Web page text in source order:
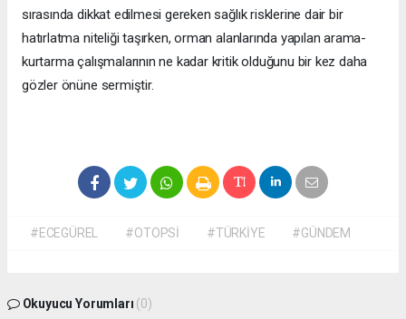
sırasında dikkat edilmesi gereken sağlık risklerine dair bir
hatırlatma niteliği taşırken, orman alanlarında yapılan arama-
kurtarma çalışmalarının ne kadar kritik olduğunu bir kez daha
gözler önüne sermiştir.
#ECEGÜREL #OTOPSİ #TÜRKİYE #GÜNDEM
Okuyucu Yorumları (0)